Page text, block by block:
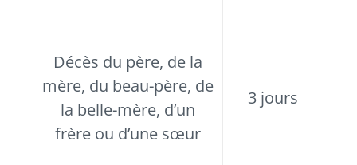
Décès du père, de la
mère, du beau-père, de
la belle-mère, d’un
frère ou d’une sœur
3 jours